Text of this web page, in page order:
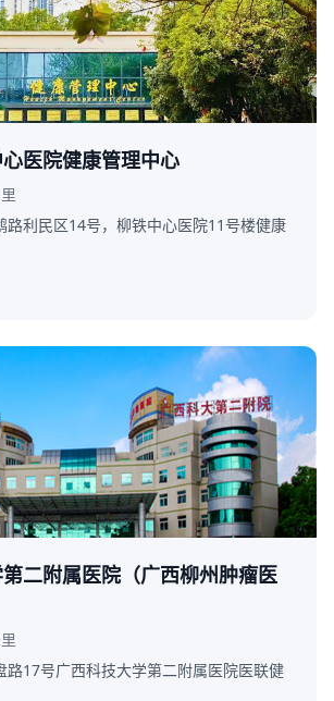
医院健康管理中心
路利民区14号，柳铁中心医院11号楼健康
二附属医院（广西柳州肿瘤医
路17号广西科技大学第二附属医院医联健